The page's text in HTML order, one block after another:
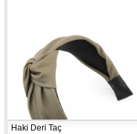
Haki Deri Taç